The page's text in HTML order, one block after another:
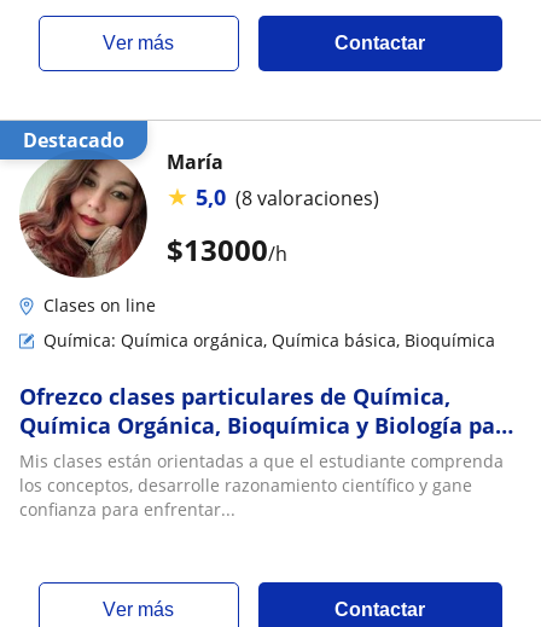
ver más Contactar
Destacado
$13000/h
María
★ 5,0 (8 valoraciones)
Clases on line
Química: Química orgánica, Química básica, Bioquímica
Ofrezco clases particulares de Química,
Química Orgánica, Bioquímica y Biología para
estudiantes de enseñanza media
Mis clases están orientadas a que el estudiante comprenda
los conceptos, desarrolle razonamiento científico y gane
confianza para enfrentar...
ver más Contactar